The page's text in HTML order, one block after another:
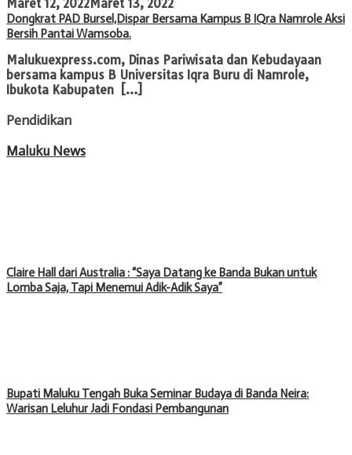
Maret 12, 2022Maret 13, 2022
Dongkrat PAD Bursel,Dispar Bersama Kampus B IQra Namrole Aksi
Bersih Pantai Wamsoba.
Malukuexpress.com, Dinas Pariwisata dan Kebudayaan
bersama kampus B Universitas Iqra Buru di Namrole,
Ibukota Kabupaten […]
Pendidikan
Maluku News
Claire Hall dari Australia : “Saya Datang ke Banda Bukan untuk
Lomba Saja, Tapi Menemui Adik-Adik Saya”
Bupati Maluku Tengah Buka Seminar Budaya di Banda Neira:
Warisan Leluhur Jadi Fondasi Pembangunan